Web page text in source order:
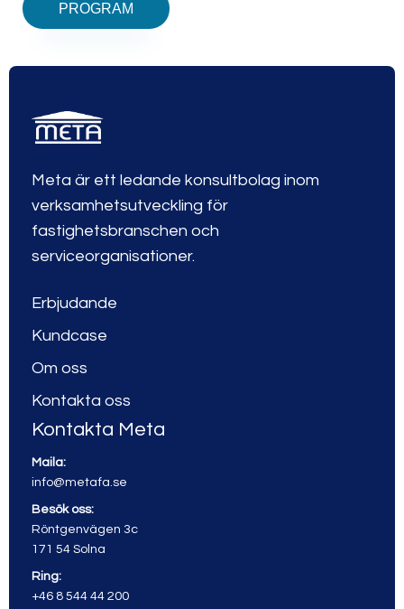
PROGRAM
Meta är ett ledande konsultbolag inom
verksamhetsutveckling för
fastighetsbranschen och
serviceorganisationer.
Erbjudande
Kundcase
Om oss
Kontakta oss
Kontakta Meta
Maila:
info@metafa.se
Besök oss:
Röntgenvägen 3c
171 54 Solna
Ring:
+46 8 544 44 200